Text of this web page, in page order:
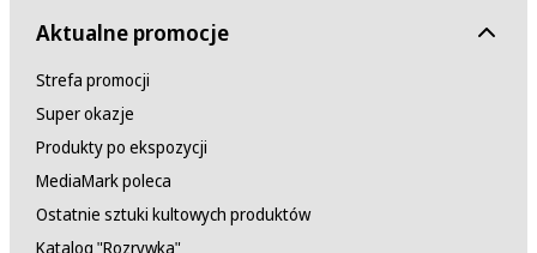
Aktualne promocje
Strefa promocji
Super okazje
Produkty po ekspozycji
MediaMark poleca
Ostatnie sztuki kultowych produktów
Katalog "Rozrywka"